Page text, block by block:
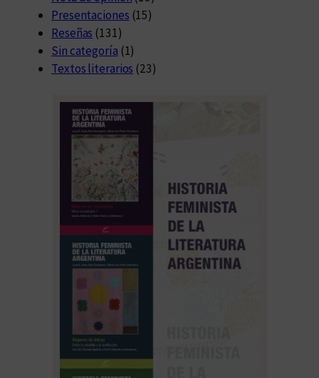
a
Presentaciones (15)
Reseñas (131)
Sin categoría (1)
Textos literarios (23)